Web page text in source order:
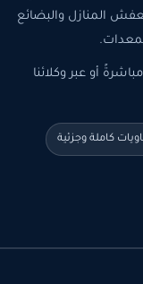
لعفش المنازل والبضائع
أو عبر وكلائنا
كاملة وجزئية